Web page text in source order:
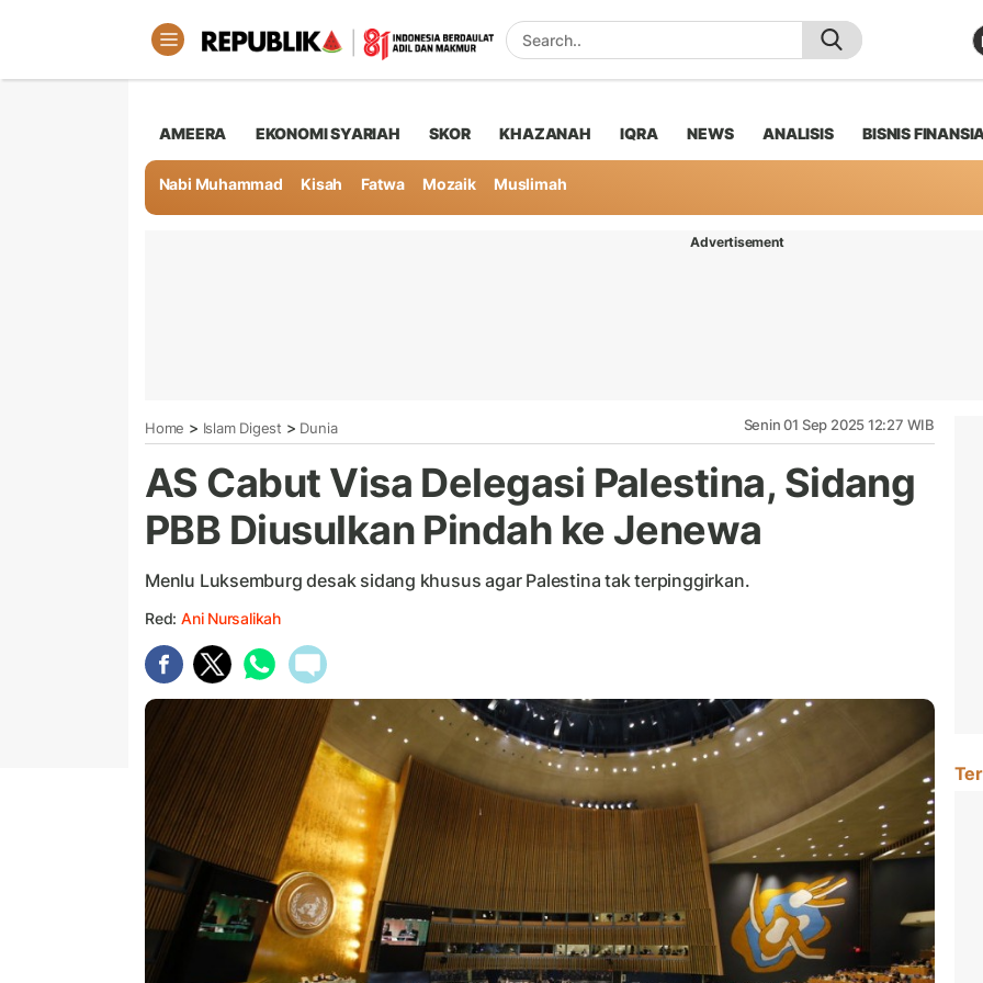
AMEERA EKONOMI SYARIAH SKOR KHAZANAH IQRA NEWS ANALISIS BISNIS
Nabi Muhammad Kisah Fatwa Mozaik Muslimah
Advertisement
Home > Islam Digest > Dunia Senin 01 Sep 2025 12:27 WIB
AS Cabut Visa Delegasi Palestina, Sidang
PBB Diusulkan Pindah ke Jenewa
Menlu Luksemburg desak sidang khusus agar Palestina tak terpinggirkan.
Red: Ani Nursalikah